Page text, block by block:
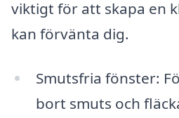
viktigt för att skapa en
kan förvänta dig.
Smutsfria fönster:
bort smuts och